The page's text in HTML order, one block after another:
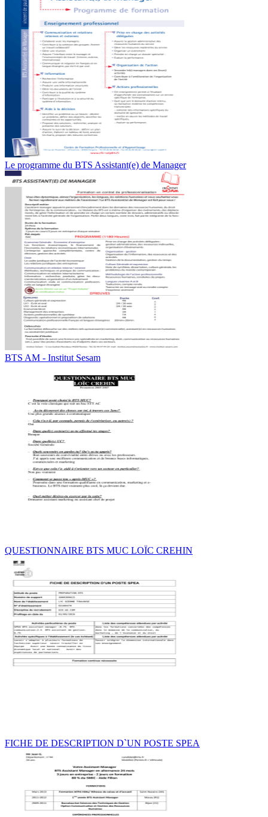
Le programme du BTS Assistant(e) de Manager
BTS AM - Institut Sesam
QUESTIONNAIRE BTS MUC LOÏC CREHIN
FICHE DE DESCRIPTION D`UN POSTE SPEA